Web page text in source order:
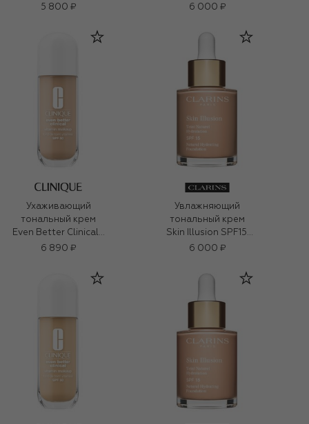
CN 40 Cream
5 800 ₽
101 (30ml)
6 000 ₽
Ухаживающий
тональный крем
Even Better Clinical™
Vitamin Makeup SPF
6 890 ₽
Увлажняющий
тональный крем
Skin Illusion SPF15,
109 (30ml)
6 000 ₽